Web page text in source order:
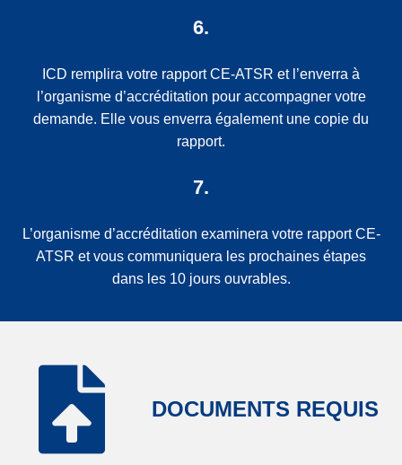
6.
ICD remplira votre rapport CE-ATSR et l’enverra à
l’organisme d’accréditation pour accompagner votre
demande. Elle vous enverra également une copie du
rapport.
7.
L’organisme d’accréditation examinera votre rapport CE-
ATSR et vous communiquera les prochaines étapes
dans les 10 jours ouvrables.
DOCUMENTS REQUIS